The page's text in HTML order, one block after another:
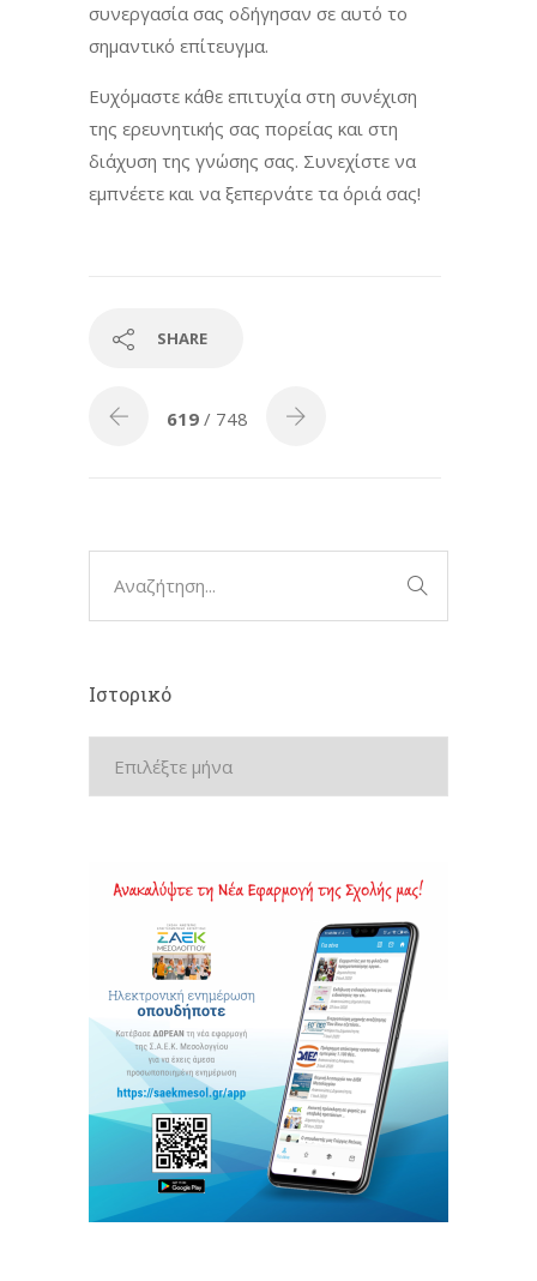
συνεργασία σας οδήγησαν σε αυτό το
σημαντικό επίτευγμα.
Ευχόμαστε κάθε επιτυχία στη συνέχιση
της ερευνητικής σας πορείας και στη
διάχυση της γνώσης σας. Συνεχίστε να
εμπνέετε και να ξεπερνάτε τα όριά σας!
SHARE
619 / 748
Ιστορικό